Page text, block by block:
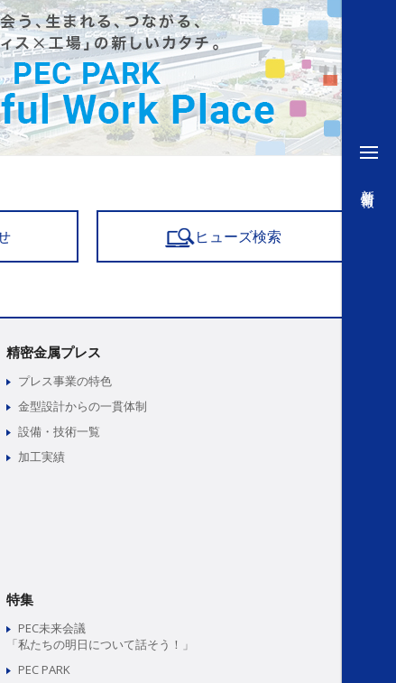
ヒューズ検索
精密金属プレス
プレス事業の特色
金型設計からの一貫体制
設備・技術一覧
加工実績
特集
PEC未来会議
「私たちの明日について話そう！」
PEC PARK